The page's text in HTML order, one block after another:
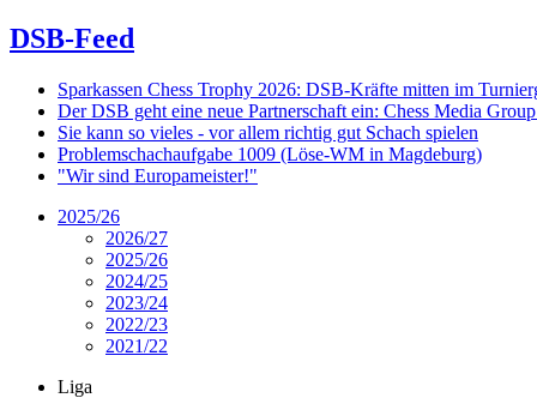
DSB-Feed
Sparkassen Chess Trophy 2026: DSB-Kräfte mitten im
Der DSB geht eine neue Partnerschaft ein: Chess Media
Sie kann so vieles - vor allem richtig gut Schach spielen
Problemschachaufgabe 1009 (Löse-WM in Magdeburg)
"Wir sind Europameister!"
2025/26
2026/27
2025/26
2024/25
2023/24
2022/23
2021/22
Liga